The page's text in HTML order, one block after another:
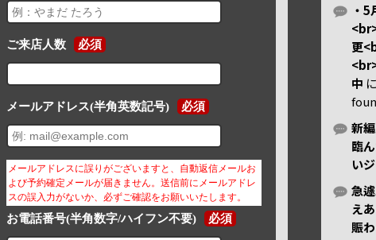
ご来店人数 必須
メールアドレス(半角英数記号) 必須
メールアドレスに誤りがございますと、自動返信メールお
よび予約確定メールが届きません。送信前にメールアドレ
スの誤入力がないか、必ずご確認をお願いいたします。
お電話番号(半角数字/ハイフン不要) 必須
・
更
中 に
新
臨
い
急
え
賑